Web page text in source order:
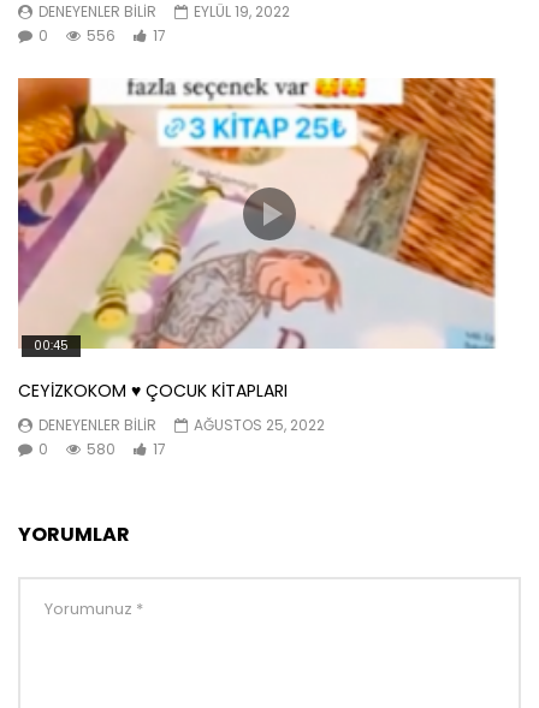
DENEYENLER BILIR
EYLÜL 19, 2022
0
556 17
00:45
CEYİZKOKOM ♥️ ÇOCUK KİTAPLARI
DENEYENLER BILIR
AĞUSTOS 25, 2022
0
580 17
YORUMLAR